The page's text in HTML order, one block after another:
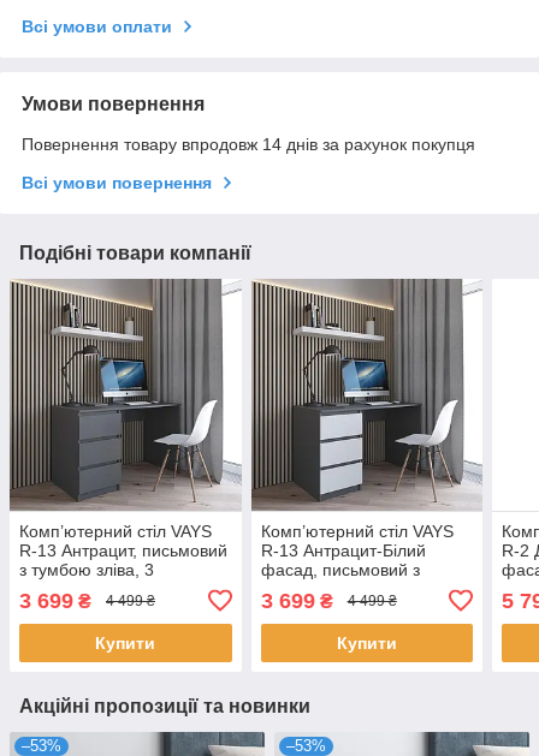
Всі умови оплати
Умови повернення
Повернення товару впродовж 14 днів за рахунок покупця
Всі умови повернення
Подібні товари компанії
Комп’ютерний стіл VAYS
R-13 Антрацит, письмовий
з тумбою зліва, 3
ЛДСП, 120×60×75 см - для
дому та офісу
3 699 ₴ 4 499 ₴
Купити
Комп’ютерний стіл VAYS
R-13 Антрацит-Білий
фасад, письмовий з
тумбою зліва, 3 шухляди,
без ручок, ЛДСП,
120×60×75 см - для дому
3 699₴ 4 499 ₴
Купити
R-2
см –
5
Акційні пропозиції та новинки
–53% –53%